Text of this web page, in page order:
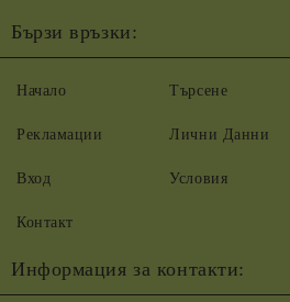
Бързи връзки:
Начало
Рекламации
Вход
Контакт
Търсене
Лични Данни
Условия
Информация за контакти: